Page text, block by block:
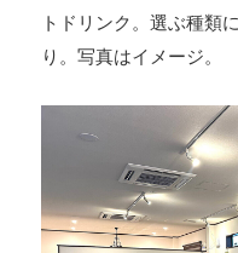
トドリンク。選ぶ種類
り。写真はイメージ。